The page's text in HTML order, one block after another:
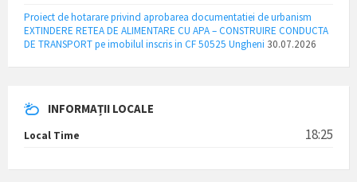
Proiect de hotarare privind aprobarea documentatiei de urbanism
EXTINDERE RETEA DE ALIMENTARE CU APA – CONSTRUIRE CONDUCTA
DE TRANSPORT pe imobilul inscris in CF 50525 Ungheni 30.07.2026
INFORMAȚII LOCALE
Local Time 18:25